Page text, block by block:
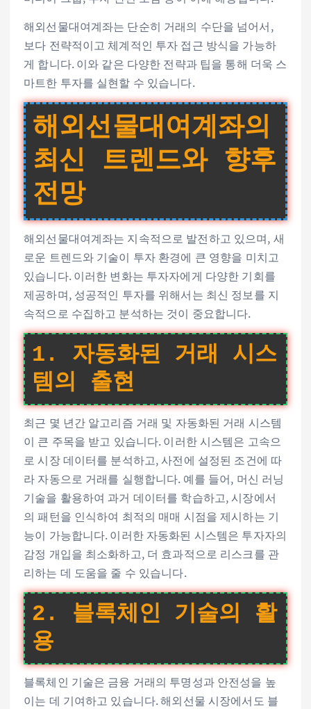
해외선물대여계좌는 단순히 거래의 수단을 넘어서,
보다 전략적이고 체계적인 투자 접근 방식을 가능하
게 합니다. 이와 같은 다양한 전략과 팁을 통해 더욱 스
마트한 투자를 실현할 수 있습니다.
해외선물대여계좌의
최신 트렌드와 향후
전망
해외선물대여계좌는 지속적으로 발전하고 있으며, 새
로운 트렌드와 기술이 투자 환경에 큰 영향을 미치고
있습니다. 이러한 변화는 투자자에게 다양한 기회를
제공하며, 성공적인 투자를 위해서는 최신 정보를 지
속적으로 수집하고 분석하는 것이 중요합니다.
1. 자동화된 거래 시스
템의 출현
최근 몇 년간 알고리즘 거래 및 자동화된 거래 시스템
이 큰 주목을 받고 있습니다. 이러한 시스템은 고속으
로 시장 데이터를 분석하고, 사전에 설정된 조건에 따
라 자동으로 거래를 실행합니다. 예를 들어, 머신 러닝
기술을 활용하여 과거 데이터를 학습하고, 시장에서
의 패턴을 인식하여 최적의 매매 시점을 제시하는 기
능이 가능합니다. 이러한 자동화된 시스템은 투자자의
감정 개입을 최소화하고, 더 효과적으로 리스크를 관
리하는 데 도움을 줄 수 있습니다.
2. 블록체인 기술의 활
용
블록체인 기술은 금융 거래의 투명성과 안전성을 높
이는 데 기여하고 있습니다. 해외선물 시장에서도 블